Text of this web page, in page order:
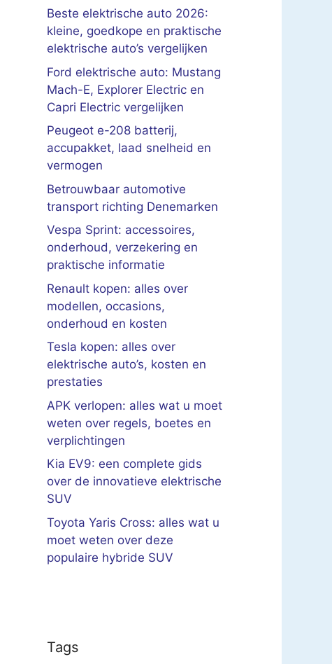
Beste elektrische auto 2026:
kleine, goedkope en praktische
elektrische auto’s vergelijken
Ford elektrische auto: Mustang
Mach-E, Explorer Electric en
Capri Electric vergelijken
Peugeot e-208 batterij,
accupakket, laad snelheid en
vermogen
Betrouwbaar automotive
transport richting Denemarken
Vespa Sprint: accessoires,
onderhoud, verzekering en
praktische informatie
Renault kopen: alles over
modellen, occasions,
onderhoud en kosten
Tesla kopen: alles over
elektrische auto’s, kosten en
prestaties
APK verlopen: alles wat u moet
weten over regels, boetes en
verplichtingen
Kia EV9: een complete gids
over de innovatieve elektrische
SUV
Toyota Yaris Cross: alles wat u
moet weten over deze
populaire hybride SUV
Tags